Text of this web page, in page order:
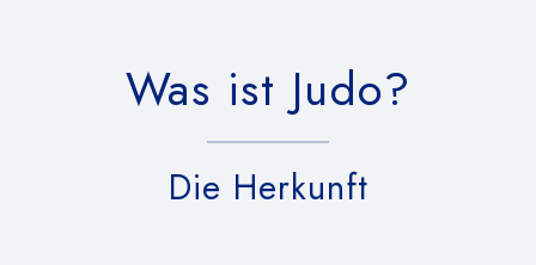
Was ist Judo?
Die Herkunft